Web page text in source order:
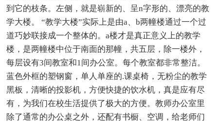
到它的枝条。左侧，就是崭新的、呈n字形的、漂亮的教
学大楼。 “教学大楼”实际上是由a、b两幢楼通过一个过
道巧妙联接成一个整体的。a楼才是真正意义上的教学
楼，是两幢楼中位于南面的那幢，共五层，除一楼外，
每层设有3间教室和1间办公室。每个教室都非常整洁。
蓝色外框的塑钢窗，单人单座的.课桌椅，无粉尘的教学
黑板，清晰的投影机，方便快捷的饮水机，真是应有尽
有，为我们在校生活提供了极大的方便。教师办公室里
除了通常的办公桌之外，还配有书橱、空调，给老师们